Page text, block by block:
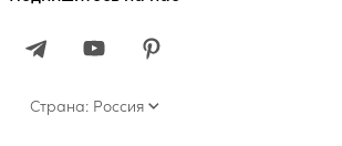
Страна: Россия